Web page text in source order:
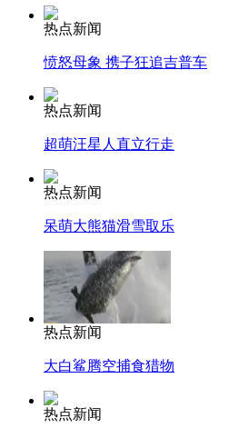
热点新闻
愤怒母象 携子狂追吉普车
热点新闻
超萌汪星人直立行走
热点新闻
呆萌大熊猫滑雪取乐
热点新闻
大白鲨腾空捕食猎物
热点新闻